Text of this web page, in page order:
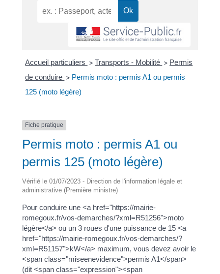
Accueil particuliers > Transports - Mobilité > Permis
de conduire > Permis moto : permis A1 ou permis
125 (moto légère)
Fiche pratique
Permis moto : permis A1 ou
permis 125 (moto légère)
Vérifié le 01/07/2023 - Direction de l'information légale et
administrative (Première ministre)
Pour conduire une <a href="https://mairie-
romegoux.fr/vos-demarches/?xml=R51256">moto
légère</a> ou un 3 roues d'une puissance de 15 <a
href="https://mairie-romegoux.fr/vos-demarches/?
xml=R51157">kW</a> maximum, vous devez avoir le
<span class="miseenevidence">permis A1</span>
(dit <span class="expression"><span